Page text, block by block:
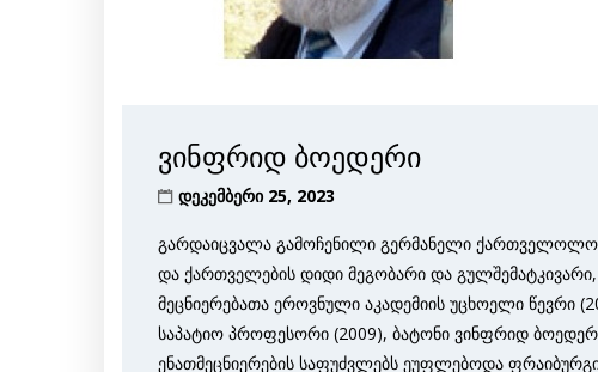
ვინფრიდ ბოედერი
დეკემბერი 25, 2023
გარდაიცვალა გამოჩენილი გერმანელი
და ქართველების დიდი მეგობარი და
მეცნიერებათა ეროვნული აკადემიის უცხოელი წევრი
საპატიო პროფესორი (2009), ბატონი ვინფრიდ
ენათმეცნიერების საფუძვლებს ეუფლებოდა